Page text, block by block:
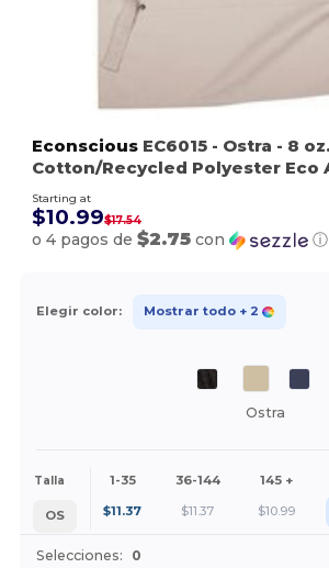
Econscious EC6015 - Ostra - 8
Cotton/Recycled Polyester Eco
Starting at
$10.99$17.54
o 4 pagos de$2.75 con ⓘ
Elegir color: Mostrar todo + 2
Ostra
Talla 1-35 36-144 145 +
OS $11.37 $11.37 $10.99
Selecciones: 0